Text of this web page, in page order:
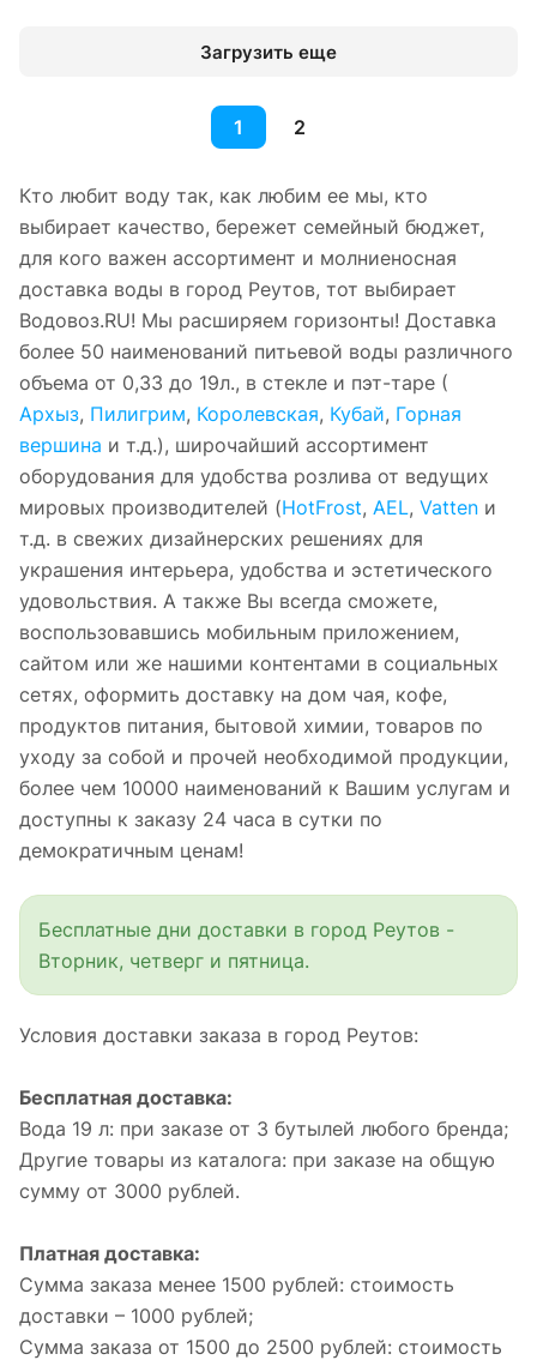
Загрузить еще
1 2
Кто любит воду так, как любим ее мы, кто
выбирает качество, бережет семейный бюджет,
для кого важен ассортимент и молниеносная
доставка воды в город Реутов, тот выбирает
Водовоз.RU! Мы расширяем горизонты! Доставка
более 50 наименований питьевой воды различного
объема от 0,33 до 19л., в стекле и пэт-таре (
Архыз, Пилигрим, Королевская, Кубай, Горная
вершина и т.д.), широчайший ассортимент
оборудования для удобства розлива от ведущих
мировых производителей (HotFrost, AEL, Vatten и
т.д. в свежих дизайнерских решениях для
украшения интерьера, удобства и эстетического
удовольствия. А также Вы всегда сможете,
воспользовавшись мобильным приложением,
сайтом или же нашими контентами в социальных
сетях, оформить доставку на дом чая, кофе,
продуктов питания, бытовой химии, товаров по
уходу за собой и прочей необходимой продукции,
более чем 10000 наименований к Вашим услугам и
доступны к заказу 24 часа в сутки по
демократичным ценам!
Бесплатные дни доставки в город Реутов -
Вторник, четверг и пятница.
Условия доставки заказа в город Реутов:
Бесплатная доставка:
Вода 19 л: при заказе от 3 бутылей любого бренда;
Другие товары из каталога: при заказе на общую
сумму от 3000 рублей.
Платная доставка:
Сумма заказа менее 1500 рублей: стоимость
доставки – 1000 рублей;
Сумма заказа от 1500 до 2500 рублей: стоимость